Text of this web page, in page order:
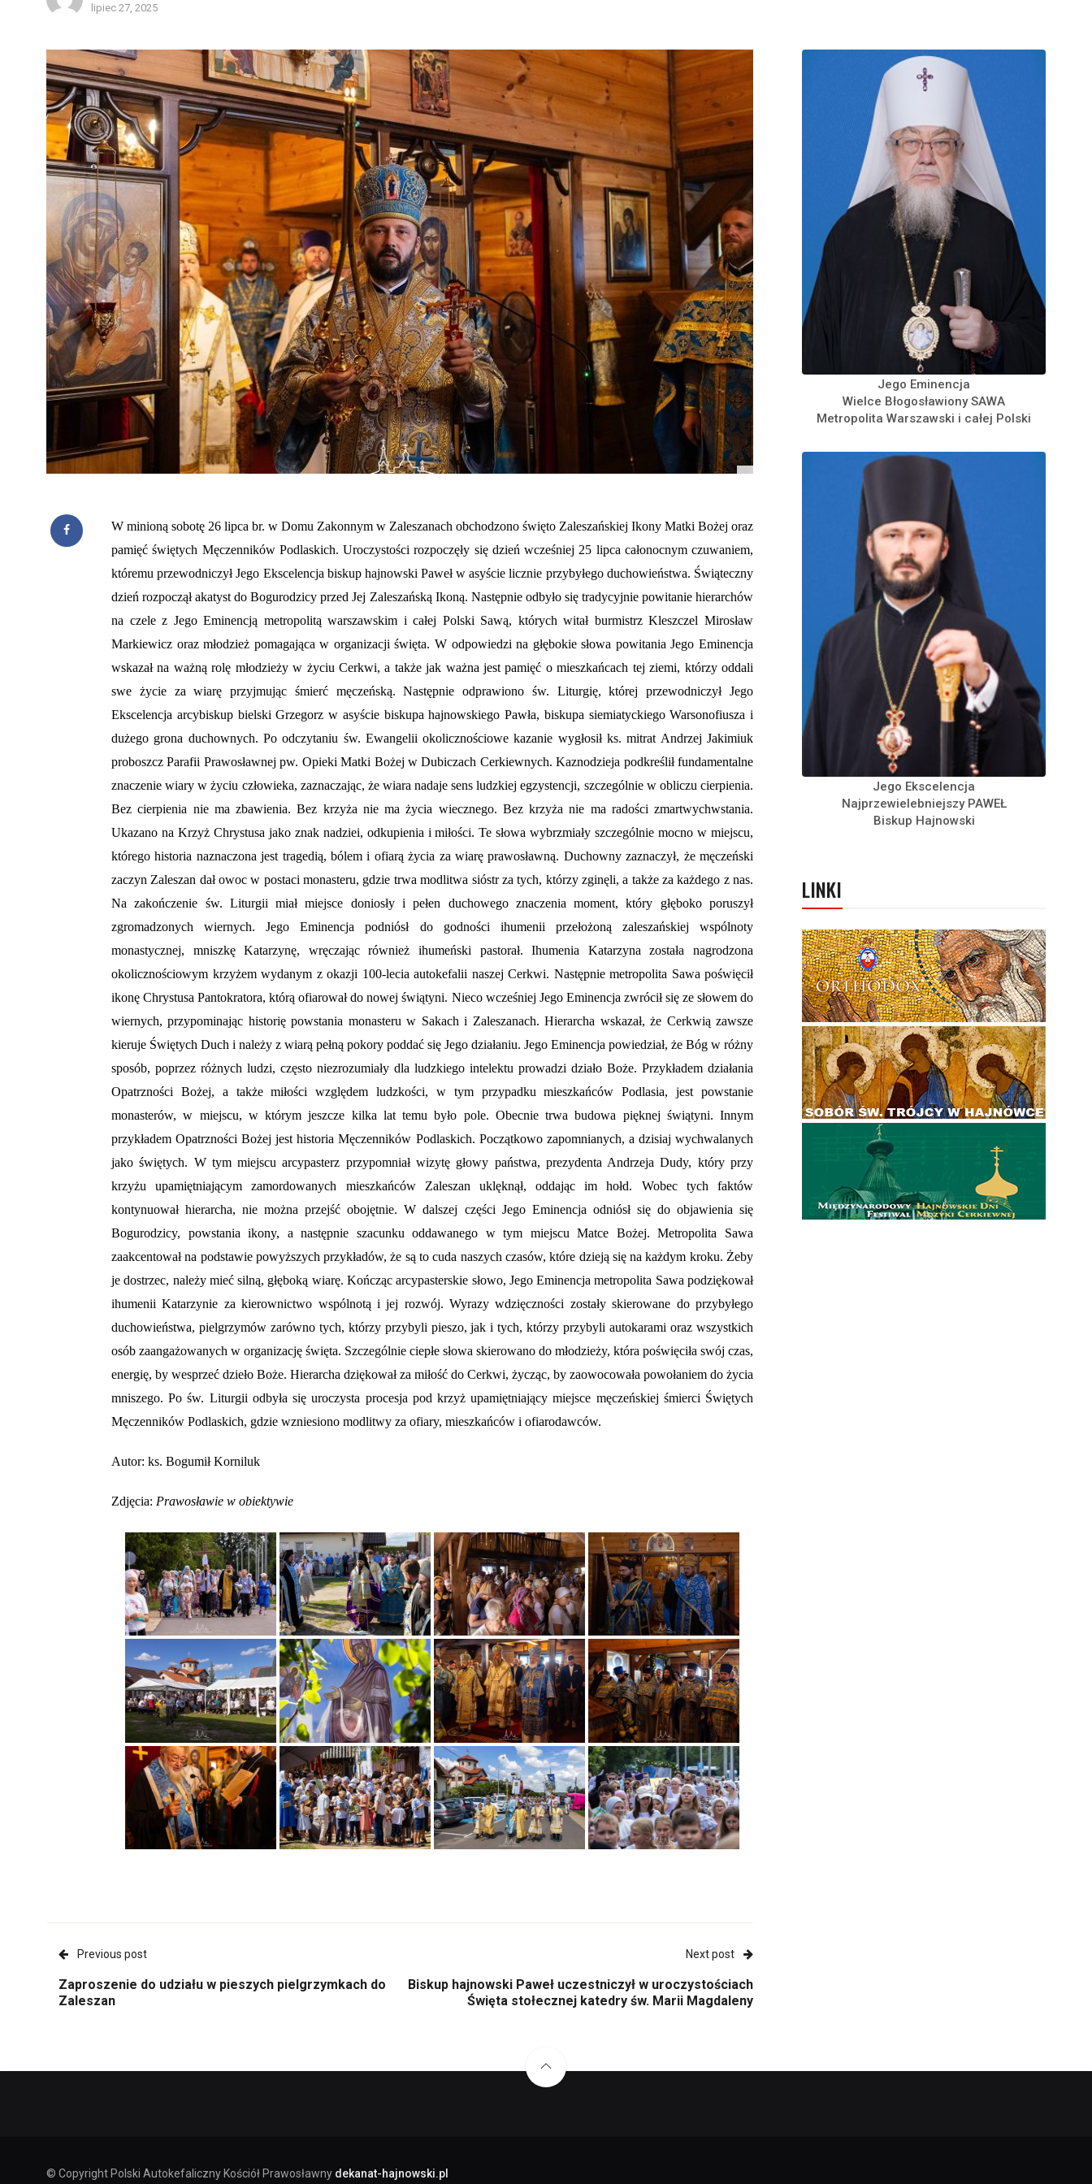
lipiec 27, 2025
W minioną sobotę 26 lipca br. w Domu Zakonnym w Zaleszanach obchodzono święto Zaleszańskiej Ikony Matki Bożej oraz
pamięć świętych Męczenników Podlaskich. Uroczystości rozpoczęły się dzień wcześniej 25 lipca całonocnym czuwaniem,
któremu przewodniczył Jego Ekscelencja biskup hajnowski Paweł w asyście licznie przybyłego duchowieństwa. Świąteczny
dzień rozpoczął akatyst do Bogurodzicy przed Jej Zaleszańską Ikoną. Następnie odbyło się tradycyjnie powitanie hierarchów
na czele z Jego Eminencją metropolitą warszawskim i całej Polski Sawą, których witał burmistrz Kleszczel Mirosław
Markiewicz oraz młodzież pomagająca w organizacji święta. W odpowiedzi na głębokie słowa powitania Jego Eminencja
wskazał na ważną rolę młodzieży w życiu Cerkwi, a także jak ważna jest pamięć o mieszkańcach tej ziemi, którzy oddali
swe życie za wiarę przyjmując śmierć męczeńską. Następnie odprawiono św. Liturgię, której przewodniczył Jego
Ekscelencja arcybiskup bielski Grzegorz w asyście biskupa hajnowskiego Pawła, biskupa siemiatyckiego Warsonofiusza i
dużego grona duchownych. Po odczytaniu św. Ewangelii okolicznościowe kazanie wygłosił ks. mitrat Andrzej Jakimiuk
proboszcz Parafii Prawosławnej pw. Opieki Matki Bożej w Dubiczach Cerkiewnych. Kaznodzieja podkreślił fundamentalne
znaczenie wiary w życiu człowieka, zaznaczając, że wiara nadaje sens ludzkiej egzystencji, szczególnie w obliczu cierpienia.
Bez cierpienia nie ma zbawienia. Bez krzyża nie ma życia wiecznego. Bez krzyża nie ma radości zmartwychwstania.
Ukazano na Krzyż Chrystusa jako znak nadziei, odkupienia i miłości. Te słowa wybrzmiały szczególnie mocno w miejscu,
którego historia naznaczona jest tragedią, bólem i ofiarą życia za wiarę prawosławną. Duchowny zaznaczył, że męczeński
zaczyn Zaleszan dał owoc w postaci monasteru, gdzie trwa modlitwa sióstr za tych, którzy zginęli, a także za każdego z nas.
Na zakończenie św. Liturgii miał miejsce doniosły i pełen duchowego znaczenia moment, który głęboko poruszył
zgromadzonych wiernych. Jego Eminencja podniósł do godności ihumenii przełożoną zaleszańskiej wspólnoty
monastycznej, mniszkę Katarzynę, wręczając również ihumeński pastorał. Ihumenia Katarzyna została nagrodzona
okolicznościowym krzyżem wydanym z okazji 100-lecia autokefalii naszej Cerkwi. Następnie metropolita Sawa poświęcił
ikonę Chrystusa Pantokratora, którą ofiarował do nowej świątyni. Nieco wcześniej Jego Eminencja zwrócił się ze słowem do
wiernych, przypominając historię powstania monasteru w Sakach i Zaleszanach. Hierarcha wskazał, że Cerkwią zawsze
kieruje Świętych Duch i należy z wiarą pełną pokory poddać się Jego działaniu. Jego Eminencja powiedział, że Bóg w różny
sposób, poprzez różnych ludzi, często niezrozumiały dla ludzkiego intelektu prowadzi działo Boże. Przykładem działania
Opatrzności Bożej, a także miłości względem ludzkości, w tym przypadku mieszkańców Podlasia, jest powstanie
monasterów, w miejscu, w którym jeszcze kilka lat temu było pole. Obecnie trwa budowa pięknej świątyni. Innym
przykładem Opatrzności Bożej jest historia Męczenników Podlaskich. Początkowo zapomnianych, a dzisiaj wychwalanych
jako świętych. W tym miejscu arcypasterz przypomniał wizytę głowy państwa, prezydenta Andrzeja Dudy, który przy
krzyżu upamiętniającym zamordowanych mieszkańców Zaleszan uklęknął, oddając im hołd. Wobec tych faktów
kontynuował hierarcha, nie można przejść obojętnie. W dalszej części Jego Eminencja odniósł się do objawienia się
Bogurodzicy, powstania ikony, a następnie szacunku oddawanego w tym miejscu Matce Bożej. Metropolita Sawa
zaakcentował na podstawie powyższych przykładów, że są to cuda naszych czasów, które dzieją się na każdym kroku. Żeby
je dostrzec, należy mieć silną, głęboką wiarę. Kończąc arcypasterskie słowo, Jego Eminencja metropolita Sawa podziękował
ihumenii Katarzynie za kierownictwo wspólnotą i jej rozwój. Wyrazy wdzięczności zostały skierowane do przybyłego
duchowieństwa, pielgrzymów zarówno tych, którzy przybyli pieszo, jak i tych, którzy przybyli autokarami oraz wszystkich
osób zaangażowanych w organizację święta. Szczególnie ciepłe słowa skierowano do młodzieży, która poświęciła swój czas,
energię, by wesprzeć dzieło Boże. Hierarcha dziękował za miłość do Cerkwi, życząc, by zaowocowała powołaniem do życia
mniszego. Po św. Liturgii odbyła się uroczysta procesja pod krzyż upamiętniający miejsce męczeńskiej śmierci Świętych
Męczenników Podlaskich, gdzie wzniesiono modlitwy za ofiary, mieszkańców i ofiarodawców.
Autor: ks. Bogumił Korniluk
Zdjęcia: Prawosławie w obiektywie
Previous post
Zaproszenie do udziału w pieszych pielgrzymkach do
Zaleszan
Next post
Biskup hajnowski Paweł uczestniczył w uroczystościach
Święta stołecznej katedry św. Marii Magdaleny
Jego Eminencja
Wielce Błogosławiony SAWA
Metropolita Warszawski i całej Polski
Jego Ekscelencja
Najprzewielebniejszy PAWEŁ
Biskup Hajnowski
LINKI
© Copyright Polski Autokefaliczny Kościół Prawosławny dekanat-hajnowski.pl